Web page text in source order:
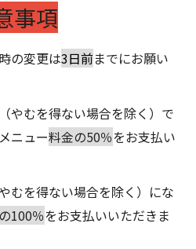
事項
の変更は3日前までにお願い
やむを得ない場合を除く）で
ニュー料金の50％をお支払い
むを得ない場合を除く）にな
100％をお支払いいただきま